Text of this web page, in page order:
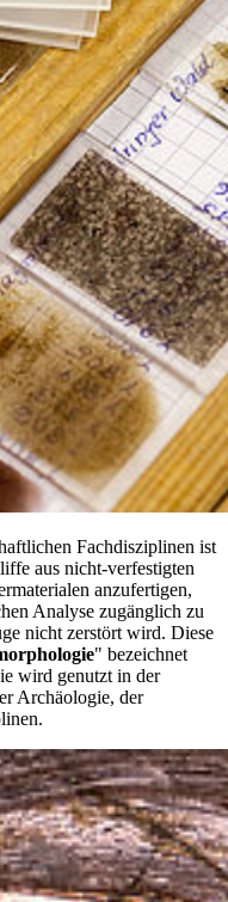
Fachdisziplinen ist
aus nicht-verfestigten
anzufertigen,
Analyse zugänglich zu
nicht zerstört wird. Diese
" bezeichnet
wird genutzt in der
Archäologie, der